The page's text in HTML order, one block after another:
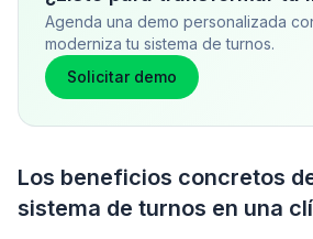
Agenda una demo personalizada
moderniza tu sistema de turnos.
Solicitar demo
Los beneficios concretos
sistema de turnos en una